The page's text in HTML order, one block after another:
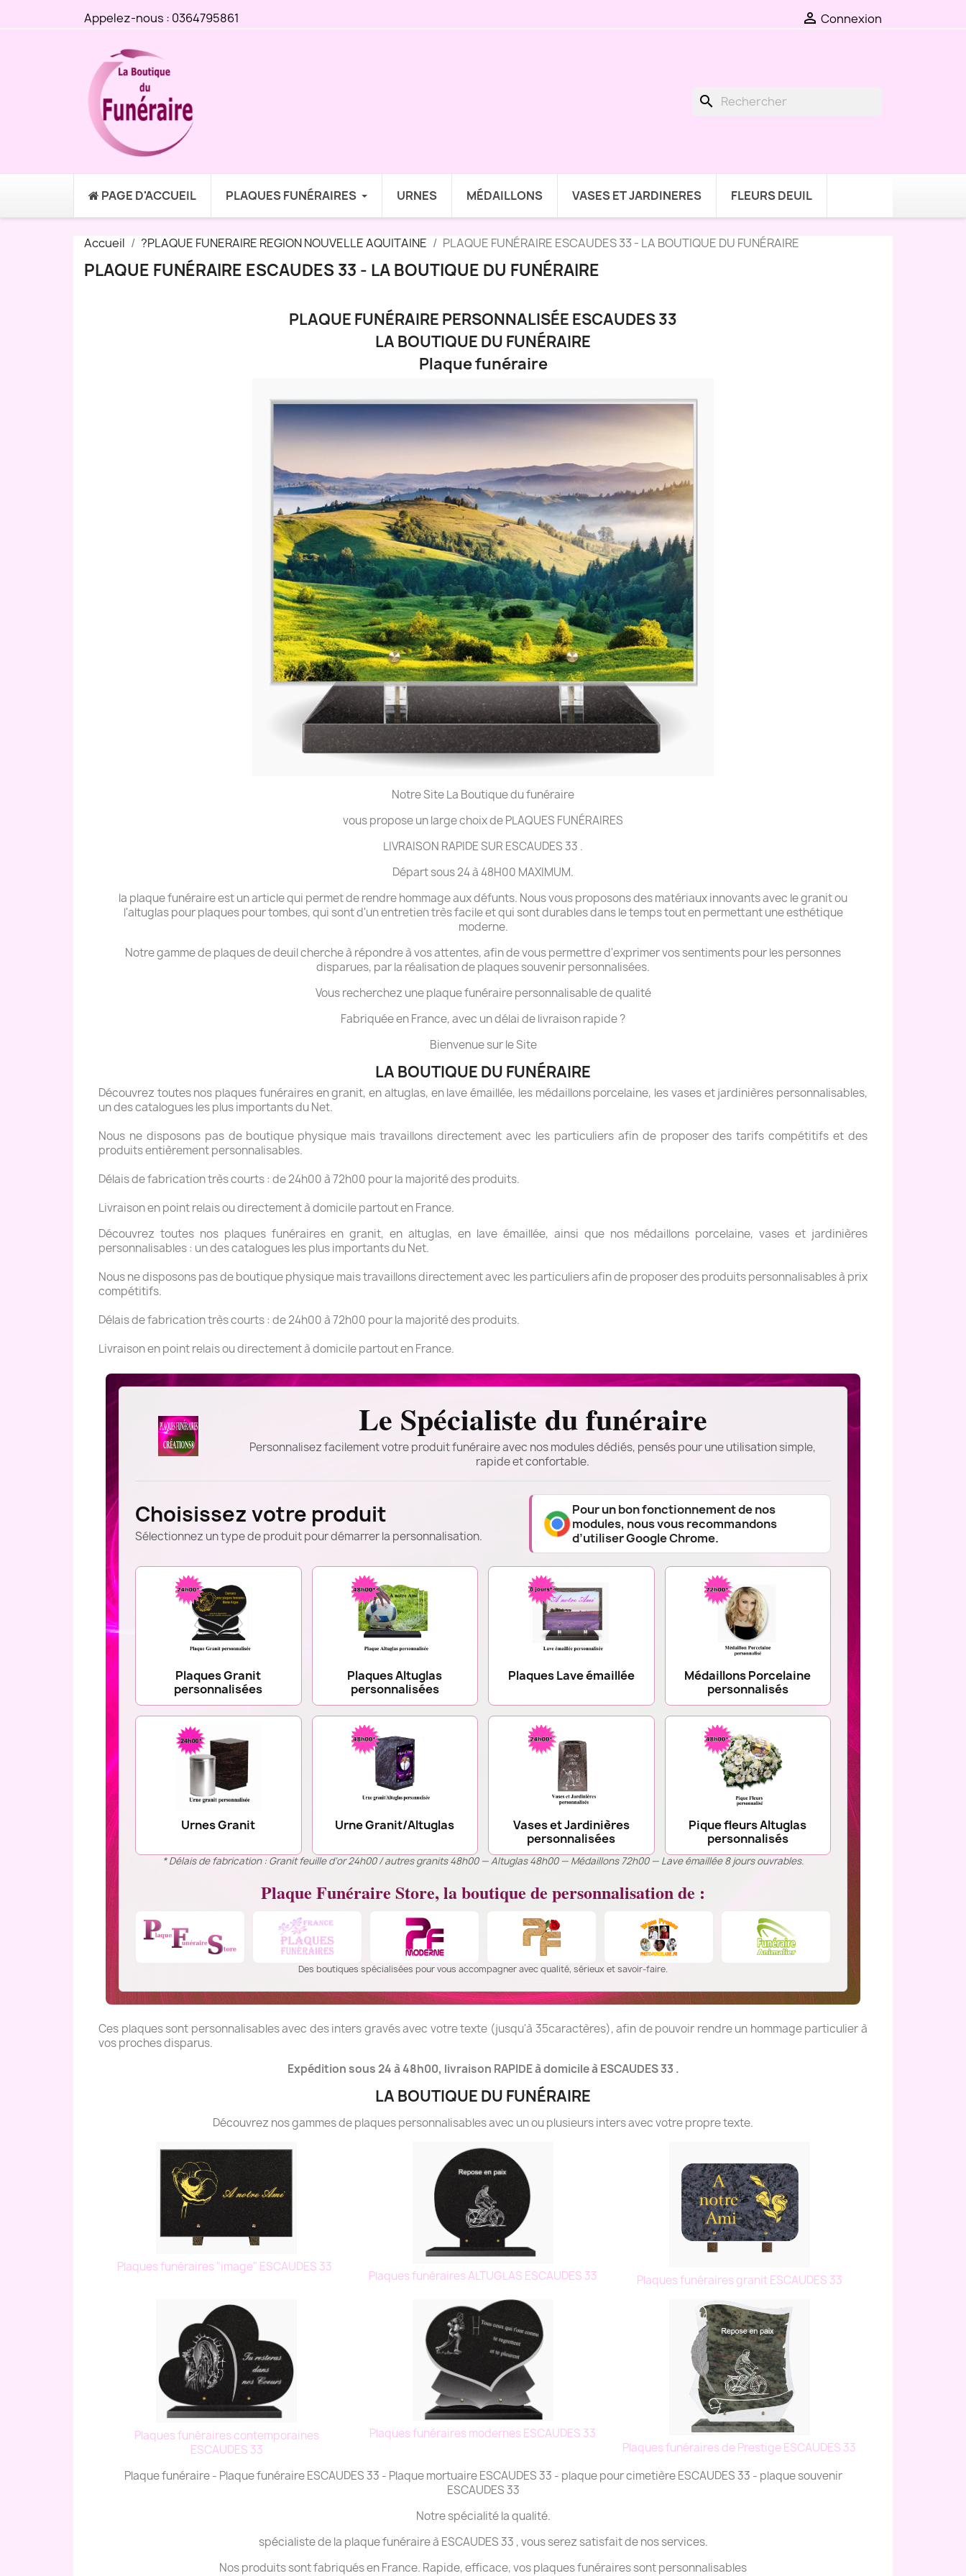
Appelez-nous : 0364795861  Connexion
search
PAGE D'ACCUEIL PLAQUES FUNÉRAIRES URNES MÉDAILLONS VASES ET JARDINERES FLEURS DEUIL
Accueil ?PLAQUE FUNERAIRE REGION NOUVELLE AQUITAINE PLAQUE FUNÉRAIRE ESCAUDES 33 - LA BOUTIQUE DU FUNÉRAIRE
PLAQUE FUNÉRAIRE ESCAUDES 33 - LA BOUTIQUE DU FUNÉRAIRE
PLAQUE FUNÉRAIRE PERSONNALISÉE ESCAUDES 33
LA BOUTIQUE DU FUNÉRAIRE
Plaque funéraire
Notre Site La Boutique du funéraire
vous propose un large choix de PLAQUES FUNÉRAIRES
LIVRAISON RAPIDE SUR ESCAUDES 33 .
Départ sous 24 à 48H00 MAXIMUM.
la plaque funéraire est un article qui permet de rendre hommage aux défunts. Nous vous proposons des matériaux innovants avec le granit ou
l'altuglas pour plaques pour tombes, qui sont d'un entretien très facile et qui sont durables dans le temps tout en permettant une esthétique
moderne.
Notre gamme de plaques de deuil cherche à répondre à vos attentes, afin de vous permettre d'exprimer vos sentiments pour les personnes
disparues, par la réalisation de plaques souvenir personnalisées.
Vous recherchez une plaque funéraire personnalisable de qualité
Fabriquée en France, avec un délai de livraison rapide ?
Bienvenue sur le Site
LA BOUTIQUE DU FUNÉRAIRE
Découvrez toutes nos plaques funéraires en granit, en altuglas, en lave émaillée, les médaillons porcelaine, les vases et jardinières personnalisables,
un des catalogues les plus importants du Net.
Nous ne disposons pas de boutique physique mais travaillons directement avec les particuliers afin de proposer des tarifs compétitifs et des
produits entièrement personnalisables.
Délais de fabrication très courts : de 24h00 à 72h00 pour la majorité des produits.
Livraison en point relais ou directement à domicile partout en France.
Découvrez toutes nos plaques funéraires en granit, en altuglas, en lave émaillée, ainsi que nos médaillons porcelaine, vases et jardinières
personnalisables : un des catalogues les plus importants du Net.
Nous ne disposons pas de boutique physique mais travaillons directement avec les particuliers afin de proposer des produits personnalisables à prix
compétitifs.
Délais de fabrication très courts : de 24h00 à 72h00 pour la majorité des produits.
Livraison en point relais ou directement à domicile partout en France.
Le Spécialiste du funéraire
Personnalisez facilement votre produit funéraire avec nos modules dédiés, pensés pour une utilisation simple,
rapide et confortable.
Choisissez votre produit
Sélectionnez un type de produit pour démarrer la personnalisation.
Pour un bon fonctionnement de nos
modules, nous vous recommandons
d’utiliser Google Chrome.
Plaques Granit
personnalisées
Plaques Altuglas
personnalisées
Plaques Lave émaillée
Médaillons Porcelaine
personnalisés
Urnes Granit Urne Granit/Altuglas
Vases et Jardinières
personnalisées
Pique fleurs Altuglas
personnalisés
* Délais de fabrication : Granit feuille d’or 24h00 / autres granits 48h00 — Altuglas 48h00 — Médaillons 72h00 — Lave émaillée 8 jours ouvrables.
Plaque Funéraire Store, la boutique de personnalisation de :
Des boutiques spécialisées pour vous accompagner avec qualité, sérieux et savoir-faire.
Ces plaques sont personnalisables avec des inters gravés avec votre texte (jusqu'à 35caractères), afin de pouvoir rendre un hommage particulier à
vos proches disparus.
Expédition sous 24 à 48h00, livraison RAPIDE à domicile à ESCAUDES 33 .
LA BOUTIQUE DU FUNÉRAIRE
Découvrez nos gammes de plaques personnalisables avec un ou plusieurs inters avec votre propre texte.
Plaques funéraires "image" ESCAUDES 33
Plaques funéraires ALTUGLAS ESCAUDES 33 Plaques funéraires granit ESCAUDES 33
Plaques funéraires contemporaines
ESCAUDES 33
Plaques funéraires modernes ESCAUDES 33
Plaques funéraires de Prestige ESCAUDES 33
Plaque funéraire - Plaque funéraire ESCAUDES 33 - Plaque mortuaire ESCAUDES 33 - plaque pour cimetière ESCAUDES 33 - plaque souvenir
ESCAUDES 33
Notre spécialité la qualité.
spécialiste de la plaque funéraire à ESCAUDES 33 , vous serez satisfait de nos services.
Nos produits sont fabriqués en France. Rapide, efficace, vos plaques funéraires sont personnalisables